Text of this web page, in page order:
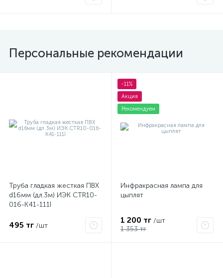
Персональные рекомендации
Труба гладкая жесткая ПВХ
d16мм (дл.3м) ИЭК CTR10-
016-K41-111I
495 тг /шт
-11%
Акция
Рекомендуем
Инфракрасная лампа для
цыплят
1 200 тг /шт
1 353 тг